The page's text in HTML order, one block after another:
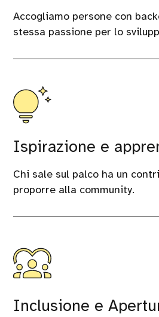
Accogliamo persone con
stessa passione per lo
Ispirazione e
Chi sale sul palco ha un
proporre alla community.
Inclusione e